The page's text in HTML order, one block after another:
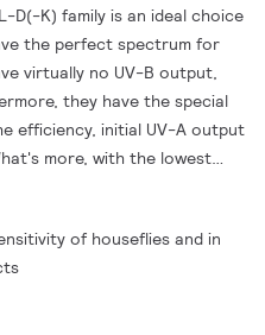
D(-K) family is an ideal choice
the perfect spectrum for
virtually no UV-B output,
they have the special
efficiency, initial UV-A output
more, with the lowest
these lamps represent the
Optionally, for extra safety
that keeps all glass and
of accidental breakage. This
showering down on food
of houseflies and in